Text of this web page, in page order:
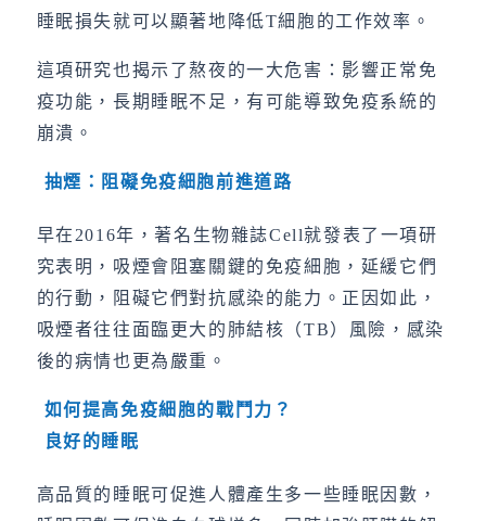
睡眠損失就可以顯著地降低T細胞的工作效率。
這項研究也揭示了熬夜的一大危害：影響正常免
疫功能，長期睡眠不足，有可能導致免疫系統的
崩潰。
抽煙：阻礙免疫細胞前進道路
早在2016年，著名生物雜誌Cell就發表了一項研
究表明，吸煙會阻塞關鍵的免疫細胞，延緩它們
的行動，阻礙它們對抗感染的能力。正因如此，
吸煙者往往面臨更大的肺結核（TB）風險，感染
後的病情也更為嚴重。
如何提高免疫細胞的戰鬥力？
良好的睡眠
高品質的睡眠可促進人體產生多一些睡眠因數，